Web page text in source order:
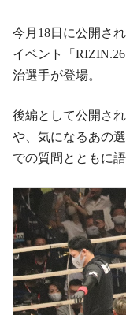
今月18日に公開さ
イベント「
治選手が登場。
後編として公開さ
や、気になるあの
での質問とともに語